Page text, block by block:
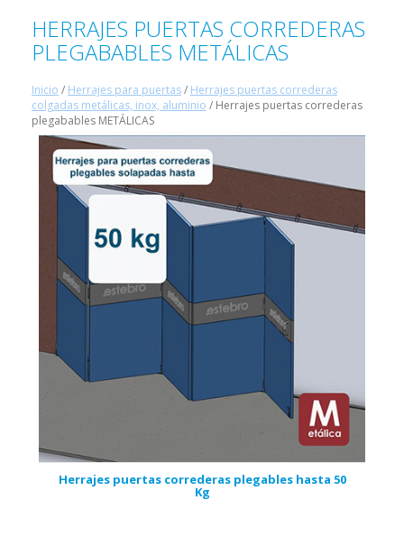
HERRAJES PUERTAS CORREDERAS
PLEGABABLES METÁLICAS
Inicio / Herrajes para puertas/ Herrajes puertas correderas
colgadas metálicas, inox, aluminio / Herrajes puertas correderas
plegabables METÁLICAS
Herrajes puertas correderas plegables hasta 50
Kg